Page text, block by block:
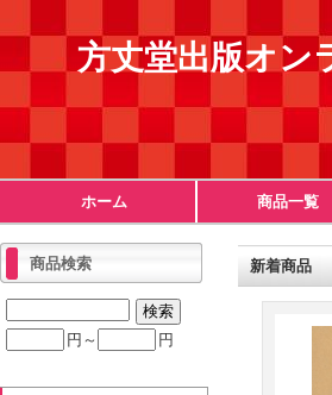
方丈堂出版オン
ホーム 商品一覧
新着商品
商品検索
円～ 円